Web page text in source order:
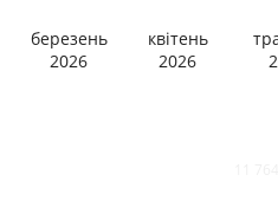
березень
2026
квітень
2026